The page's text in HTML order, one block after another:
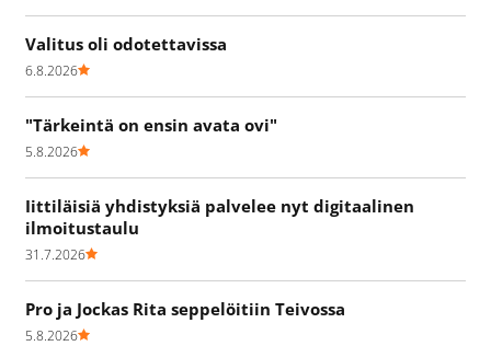
Valitus oli odotettavissa
6.8.2026
"Tärkeintä on ensin avata ovi"
5.8.2026
Iittiläisiä yhdistyksiä palvelee nyt digitaalinen
ilmoitustaulu
31.7.2026
Pro ja Jockas Rita seppelöitiin Teivossa
5.8.2026